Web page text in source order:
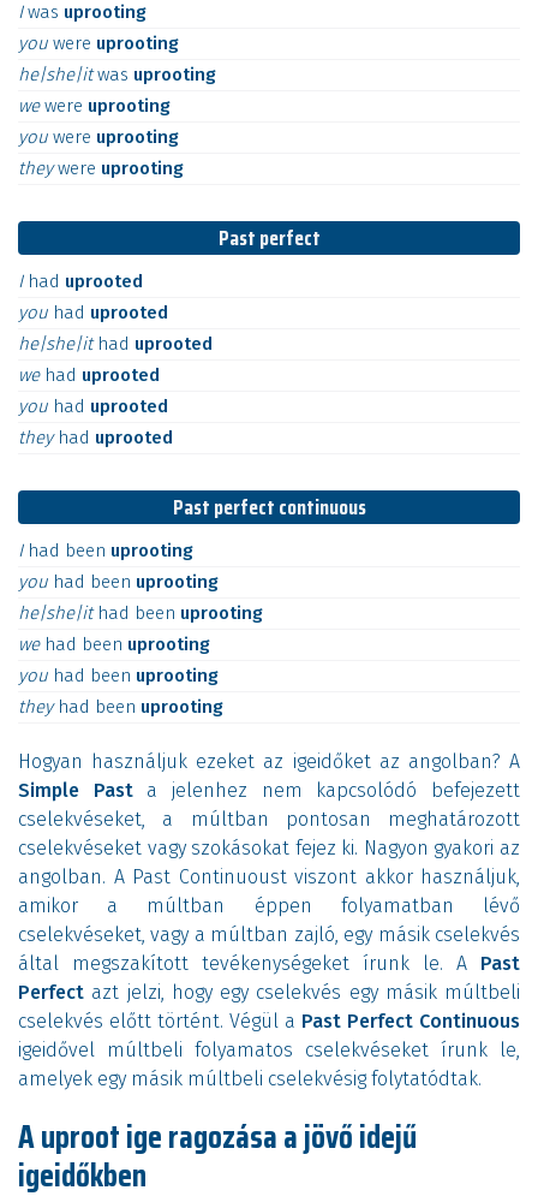
Iwas uprooting
you were uprooting
he|she|itwas uprooting
wewere uprooting
you were uprooting
theywere uprooting
Past perfect
I had uprooted
you had uprooted
he|she|it had uprooted
we had uprooted
you had uprooted
they had uprooted
Past perfect continuous
I had been uprooting
you had been uprooting
he|she|it had been uprooting
we had been uprooting
you had been uprooting
they had been uprooting
Hogyan használjuk ezeket az igeidőket az angolban? A
Simple Pasta jelenhez nem kapcsolódó befejezett
cselekvéseket, a múltban pontosan meghatározott
cselekvéseket vagy szokásokat fejez ki. Nagyon gyakori az
angolban. A Past Continuoust viszont akkor használjuk,
amikor a múltban éppen folyamatban lévő
cselekvéseket, vagy a múltban zajló, egy másik cselekvés
által megszakított tevékenységeket írunk le. A Past
Perfect azt jelzi, hogy egy cselekvés egy másik múltbeli
cselekvés előtt történt. Végül a Past Perfect Continuous
igeidővel múltbeli folyamatos cselekvéseket írunk le,
amelyek egy másik múltbeli cselekvésig folytatódtak.
A uproot ige ragozása a jövő idejű
igeidőkben